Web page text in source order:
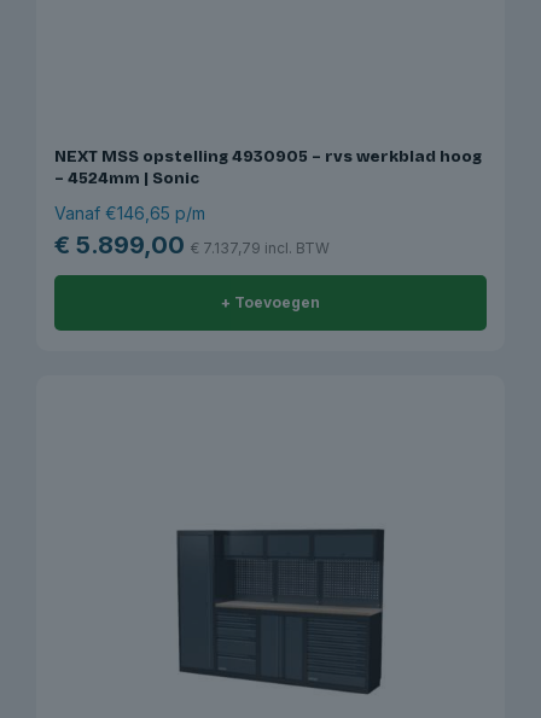
NEXT MSS opstelling 4930905 – rvs werkblad hoog
– 4524mm | Sonic
Vanaf €146,65 p/m
€ 5.899,00 € 7.137,79 incl. BTW
+ Toevoegen